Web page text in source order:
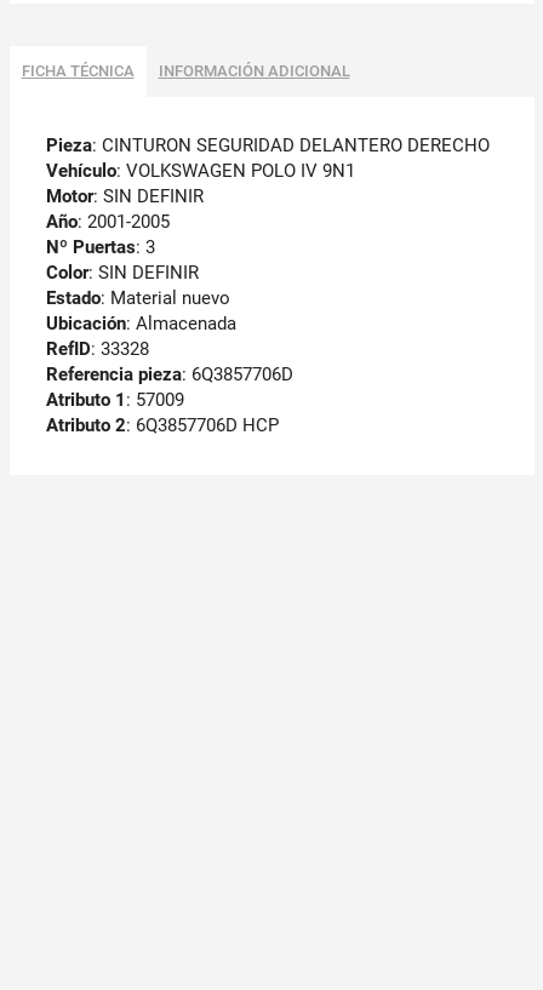
FICHA TÉCNICA INFORMACIÓN ADICIONAL
Pieza: CINTURON SEGURIDAD DELANTERO DERECHO
Vehículo: VOLKSWAGEN POLO IV 9N1
Motor: SIN DEFINIR
Año: 2001-2005
Nº Puertas: 3
Color: SIN DEFINIR
Estado: Material nuevo
Ubicación: Almacenada
RefID: 33328
Referencia pieza: 6Q3857706D
Atributo 1 : 57009
Atributo 2: 6Q3857706D HCP